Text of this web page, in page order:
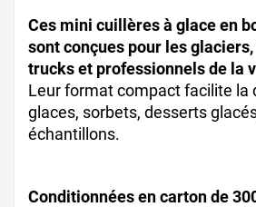
Ces mini cuillères à glace en
sont conçues pour les
trucks et professionnels de la
Leur format compact facilite la
glaces, sorbets, desserts
échantillons.
Conditionnées en carton de